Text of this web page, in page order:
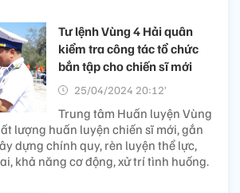
Tư lệnh Vùng 4 Hải quân
kiểm tra công tác tổ chức
bắn tập cho chiến sĩ mới
25/04/2024 20:12’
Trung tâm Huấn luyện Vùng
lượng huấn luyện chiến sĩ mới, gắn
dựng chính quy, rèn luyện thể lực,
khả năng cơ động, xử trí tình huống.